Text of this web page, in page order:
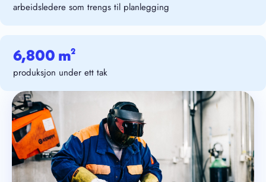
arbeidsledere som trengs til planlegging
6,800 m²
produksjon under ett tak